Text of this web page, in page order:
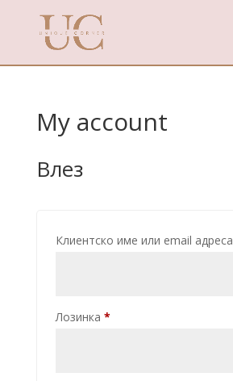
My account
Влез
Клиентско име или email адреса
Лозинка *Задолжително